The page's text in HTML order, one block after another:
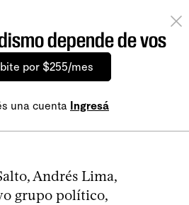
depende de vos
por $255/mes
una cuenta Ingresá
Andrés Lima,
grupo político,